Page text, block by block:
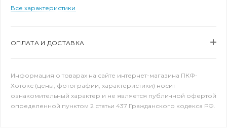
Все характеристики
ОПЛАТА И ДОСТАВКА
Информация о товарах на сайте интернет-магазина ПКФ-
Хотокс (цены, фотографии, характеристики) носит
ознакомительный характер и не является публичной офертой
определенной пунктом 2 статьи 437 Гражданского кодекса РФ.